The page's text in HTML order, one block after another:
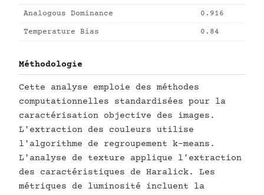
Analogous Dominance 0.916
Temperature Bias 0.84
Méthodologie
Cette analyse emploie des méthodes
computationnelles standardisées pour la
caractérisation objective des images.
L'extraction des couleurs utilise
l'algorithme de regroupement k-means.
L'analyse de texture applique l'extraction
des caractéristiques de Haralick. Les
métriques de luminosité incluent la